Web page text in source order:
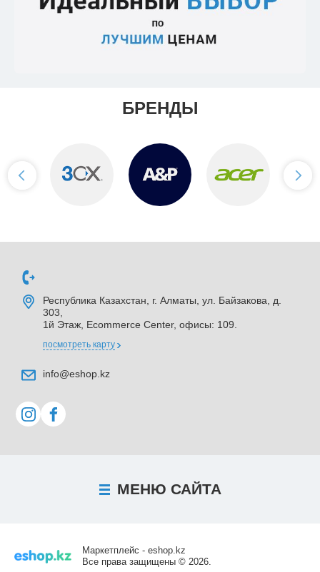
БРЕНДЫ
Республика Казахстан, г. Алматы, ул. Байзакова, д.
303,
1й Этаж, Ecommerce Center, офисы: 109.
посмотреть карту
info@eshop.kz
МЕНЮ САЙТА
Маркетплейс - eshop.kz
Все права защищены © 2026.